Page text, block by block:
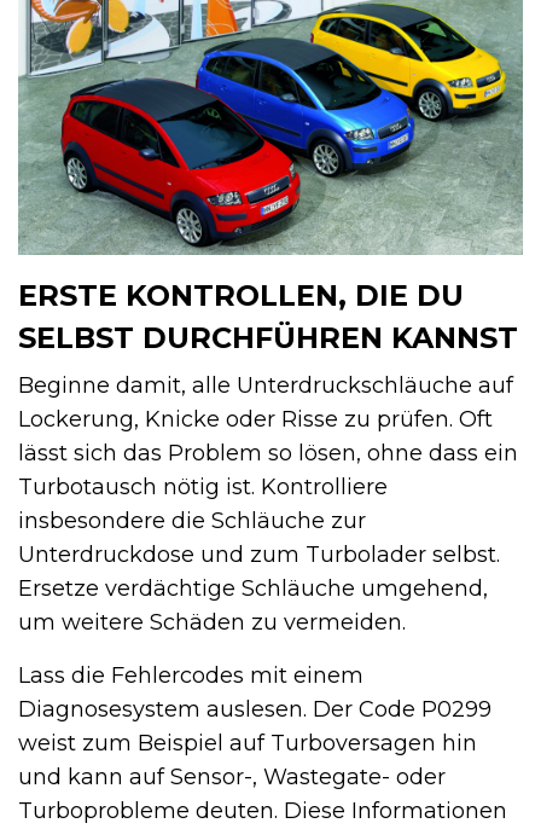
ERSTE KONTROLLEN, DIE DU
SELBST DURCHFÜHREN KANNST
Beginne damit, alle Unterdruckschläuche auf
Lockerung, Knicke oder Risse zu prüfen. Oft
lässt sich das Problem so lösen, ohne dass ein
Turbotausch nötig ist. Kontrolliere
insbesondere die Schläuche zur
Unterdruckdose und zum Turbolader selbst.
Ersetze verdächtige Schläuche umgehend,
um weitere Schäden zu vermeiden.
Lass die Fehlercodes mit einem
Diagnosesystem auslesen. Der Code P0299
weist zum Beispiel auf Turboversagen hin
und kann auf Sensor-, Wastegate- oder
Turboprobleme deuten. Diese Informationen